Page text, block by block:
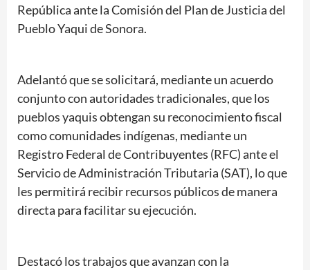
República ante la Comisión del Plan de Justicia del
Pueblo Yaqui de Sonora.
Adelantó que se solicitará, mediante un acuerdo
conjunto con autoridades tradicionales, que los
pueblos yaquis obtengan su reconocimiento fiscal
como comunidades indígenas, mediante un
Registro Federal de Contribuyentes (RFC) ante el
Servicio de Administración Tributaria (SAT), lo que
les permitirá recibir recursos públicos de manera
directa para facilitar su ejecución.
Destacó los trabajos que avanzan con la